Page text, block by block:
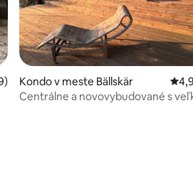
ohodnotenie 4,9 z 5, počet
Kondo v meste Bällskär
Centrálne a novovybudované s